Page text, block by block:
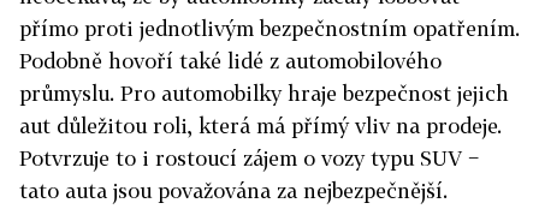
přímo proti jednotlivým bezpečnostním opatřením.
Podobně hovoří také lidé z automobilového
průmyslu. Pro automobilky hraje bezpečnost jejich
aut důležitou roli, která má přímý vliv na prodeje.
Potvrzuje to i rostoucí zájem o vozy typu SUV −
tato auta jsou považována za nejbezpečnější.